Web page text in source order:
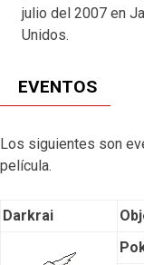
julio del 2007 en
Unidos.
EVENTOS
Los siguientes son
película.
Darkrai